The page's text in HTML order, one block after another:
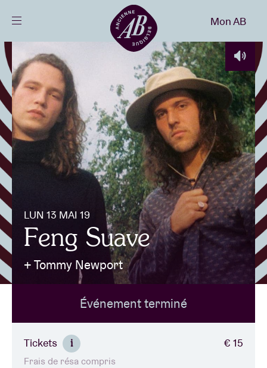
FR
Agenda
Projets
Actualités
Infos visiteurs
AB ❤ you
Location de salles
BRDCST
Mon AB
LUN 13 MAI 19
Feng Suave
+ Tommy Newport
Événement terminé
Tickets i € 15
Frais de résa compris